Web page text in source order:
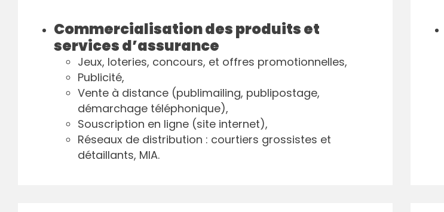
Commercialisation des produits et
services d’assurance
Jeux, loteries, concours, et offres promotionnelles,
Publicité,
Vente à distance (publimailing, publipostage,
démarchage téléphonique),
Souscription en ligne (site internet),
Réseaux de distribution : courtiers grossistes et
détaillants, MIA.